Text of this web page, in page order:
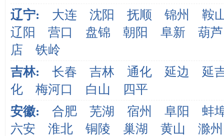
辽宁:
大连 沈阳 抚顺 锦州
鞍
辽阳
营口 盘锦 朝阳 阜新
葫
店
铁岭
吉林:
长春 吉林 通化 延边
延
化
梅河口 白山
四平
安徽:
合肥 芜湖 宿州 阜阳
蚌
六安
淮北 铜陵 巢湖 黄山
滁州